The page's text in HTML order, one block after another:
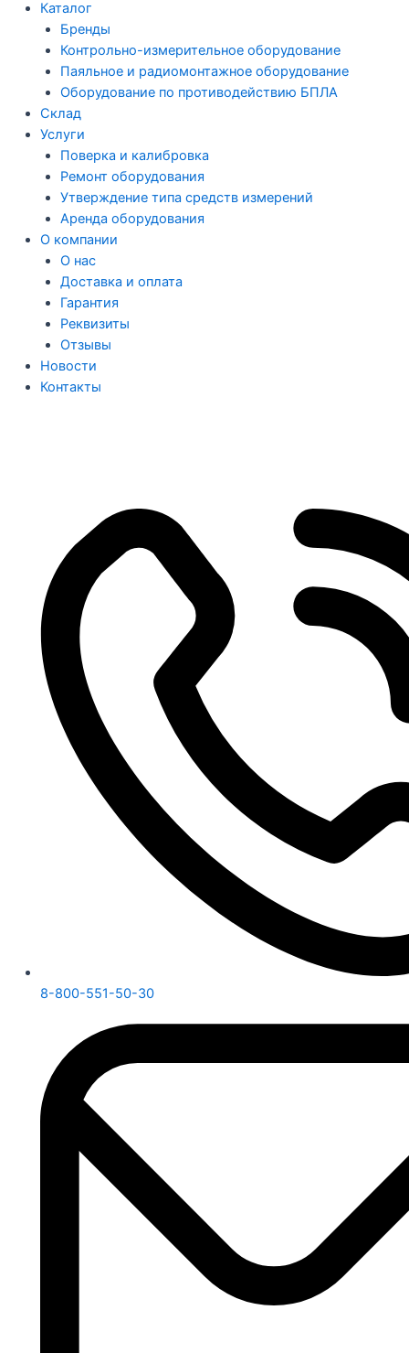
Каталог
Бренды
Контрольно-измерительное оборудование
Паяльное и радиомонтажное оборудование
Оборудование по противодействию БПЛА
Склад
Услуги
Поверка и калибровка
Ремонт оборудования
Утверждение типа средств измерений
Аренда оборудования
О компании
О нас
Доставка и оплата
Гарантия
Реквизиты
Отзывы
Новости
Контакты
8-800-551-50-30